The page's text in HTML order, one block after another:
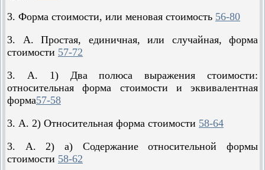
3. Форма стоимости, или меновая стоимость 56-80
3. А. Простая, единичная, или случайная, форма
стоимости 57-72
3. А. 1) Два полюса выражения стоимости:
относительная форма стоимости и эквивалентная
форма57-58
3. А. 2) Относительная форма стоимости 58-64
3. А. 2) a) Содержание относительной формы
стоимости 58-62